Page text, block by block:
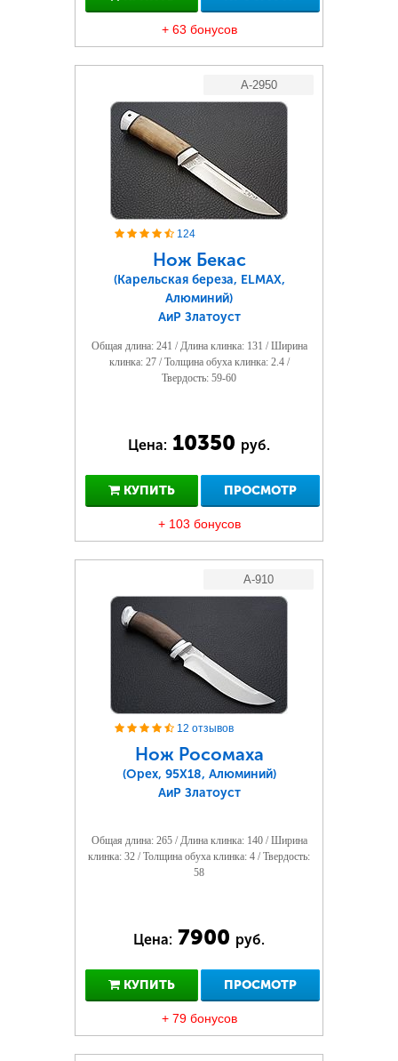
+ 63 бонусов
A-2950
124
Нож Бекас
(Карельская береза, ELMAX,
Алюминий)
АиР Златоуст
Общая длина: 241 / Длина клинка: 131 / Ширина
клинка: 27 / Толщина обуха клинка: 2.4 /
Твердость: 59-60
Цена: 10350 руб.
КУПИТЬ ПРОСМОТР
+ 103 бонусов
A-910
12 отзывов
Нож Росомаха
(Орех, 95Х18, Алюминий)
АиР Златоуст
Общая длина: 265 / Длина клинка: 140 / Ширина
клинка: 32 / Толщина обуха клинка: 4 / Твердость:
58
Цена: 7900 руб.
КУПИТЬ ПРОСМОТР
+ 79 бонусов